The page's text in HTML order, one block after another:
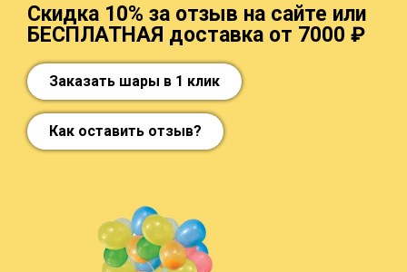
Скидка 10% за отзыв на сайте или
БЕСПЛАТНАЯ доставка от 7000 ₽
Заказать шары в 1 клик
Как оставить отзыв?